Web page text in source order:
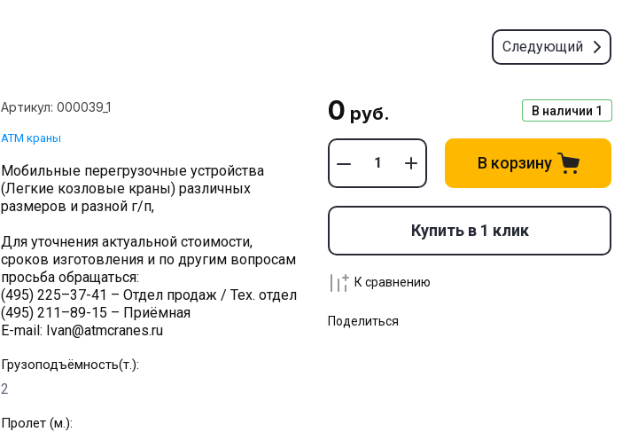
Следующий
Артикул: 000039_1
АТМ краны
Мобильные перегрузочные устройства
(Легкие козловые краны) различных
размеров и разной г/п,
Для уточнения актуальной стоимости,
сроков изготовления и по другим вопросам
просьба обращаться:
(495) 225–37-41 – Отдел продаж / Тех. отдел
(495) 211–89-15 – Приёмная
E-mail: Ivan@atmcranes.ru
Грузоподъёмность(т.):
2
Пролет (м.):
В наличии 1
0 руб.
В корзину
Купить в 1 клик
К сравнению
Поделиться